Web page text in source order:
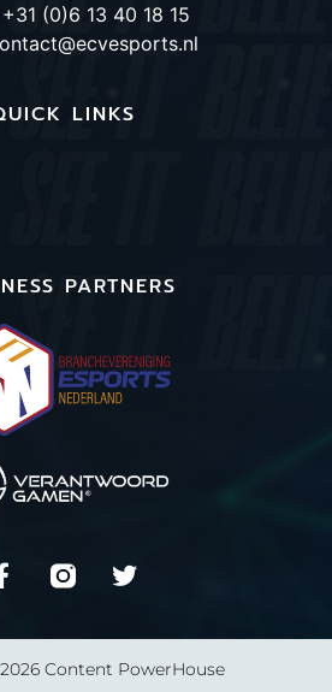
(0)6 13 40 18 15
LINKS
PARTNERS
Content PowerHouse